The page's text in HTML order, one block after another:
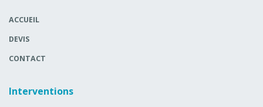
ACCUEIL
DEVIS
CONTACT
Interventions